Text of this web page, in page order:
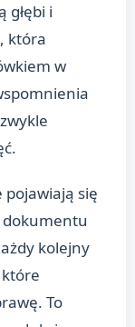
głębi i
która
w
się
dokumentu
kolejny
To